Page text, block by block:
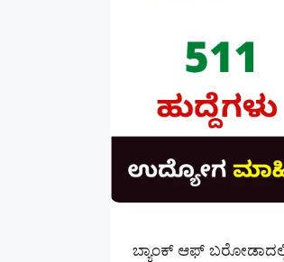
ಬ್ಯಾಂಕ್ ಆಫ್